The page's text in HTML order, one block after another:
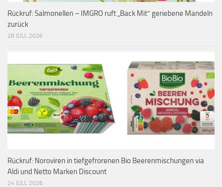
Rückruf: Salmonellen – IMGRO ruft „Back Mit“ geriebene Mandeln
zurück
28 JULI, 2026
Rückruf: Noroviren in tiefgefrorenen Bio Beerenmischungen via
Aldi und Netto Marken Discount
24 JULI, 2026